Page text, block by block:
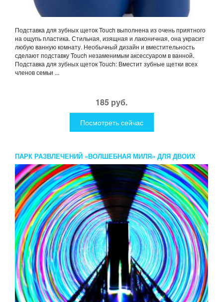
Подставка для зубных щеток Touch выполнена из очень приятного
на ощупь пластика. Стильная, изящная и лаконичная, она украсит
любую ванную комнату. Необычный дизайн и вместительность
сделают подставку Touch незаменимым аксессуаром в ванной.
Подставка для зубных щеток Touch: Вместит зубные щетки всех
членов семьи ...
185 руб.
Посмотреть сейчас
ПАРК РАЗВЛЕЧЕНИЙ «ВОЛШЕБНАЯ МИЛЯ» ДЛЯ ДВОИХ